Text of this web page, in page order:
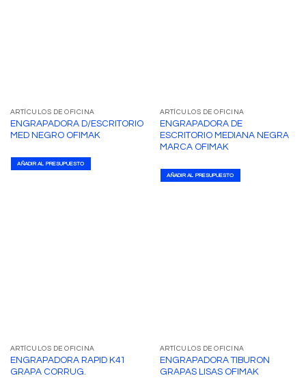
ARTÍCULOS DE OFICINA
ENGRAPADORA D/ESCRITORIO
MED NEGRO OFIMAK
AÑADIR AL PRESUPUESTO
ARTÍCULOS DE OFICINA
ENGRAPADORA DE
ESCRITORIO MEDIANA NEGRA
MARCA OFIMAK
AÑADIR AL PRESUPUESTO
ARTÍCULOS DE OFICINA
ENGRAPADORA RAPID K41
GRAPA CORRUG.
ARTÍCULOS DE OFICINA
ENGRAPADORA TIBURON
GRAPAS LISAS OFIMAK